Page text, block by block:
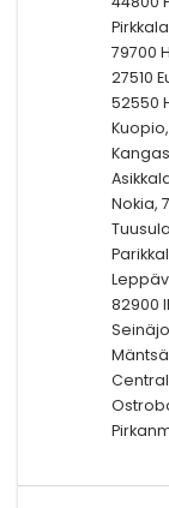
79700
27510
52550
Nokia,
82900